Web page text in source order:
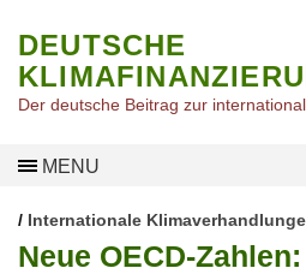
DEUTSCHE
Der deutsche Beitrag zur
MENU
/ Internationale
Neue OECD-Zahlen: